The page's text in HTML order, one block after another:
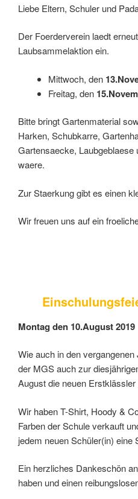
Liebe Eltern, Schuler und
Der Foerderverein laedt
Laubsammelaktion ein.
Mittwoch, den
Freitag, den
Bitte bringt Gartenmaterial
Harken, Schubkarre,
Gartensaecke,
waere.
Zur Staerkung gibt es einen
Wir freuen uns auf ein
Montag den 10.August 2019
Wie auch in den
der MGS auch zur
August die neuen
Wir haben T-Shirt, Hoody &
Farben der Schule verkauft
jedem neuen Schüler(in) eine
Ein herzliches Dankeschön
haben und einen